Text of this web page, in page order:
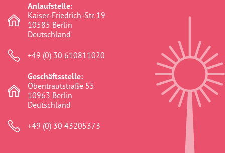
Anlaufstelle:
Kaiser-Friedrich-Str. 19
10585 Berlin
Deutschland
+49 (0) 30 610811020
Geschäftsstelle:
Obentrautstraße 55
10963 Berlin
Deutschland
+49 (0) 30 43205373